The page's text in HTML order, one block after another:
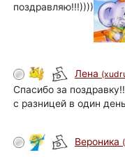
поздравляю!!!))))
Лена
Спасибо за
с разницей в один
Вероника